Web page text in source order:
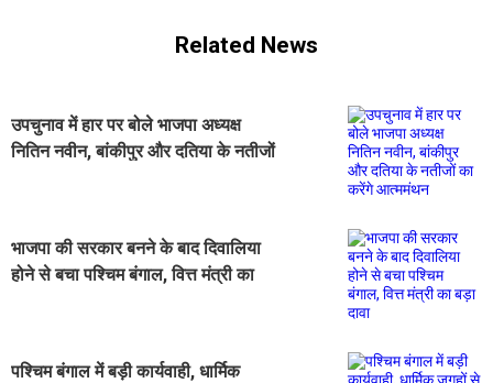
Related News
उपचुनाव में हार पर बोले भाजपा अध्यक्ष
नितिन नवीन, बांकीपुर और दतिया के नतीजों
भाजपा की सरकार बनने के बाद दिवालिया
होने से बचा पश्चिम बंगाल, वित्त मंत्री का
पश्चिम बंगाल में बड़ी कार्यवाही, धार्मिक